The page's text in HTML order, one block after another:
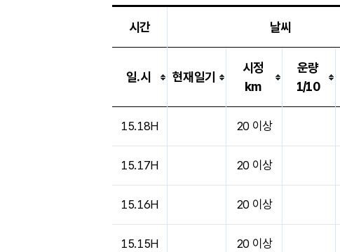
시간 날씨
일.시 현재일기
시정
km
운량
1/10
15.18H 20 이상
15.17H 20 이상
15.16H 20 이상
15.15H 20 이상